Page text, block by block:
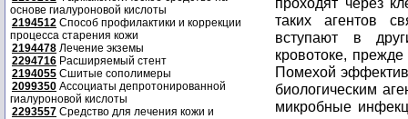
основе гиалуроновой кислоты
2194512 Способ профилактики и коррекции
процесса старения кожи
2194478 Лечение экземы
2294716 Расширяемый стент
2194055 Сшитые сополимеры
2099350 Ассоциаты депротонированной
гиалуроновой кислоты
2293557 Средство для лечения кожи и
таких агентов
вступают в
кровотоке,
Помехой
биологическим
микробные